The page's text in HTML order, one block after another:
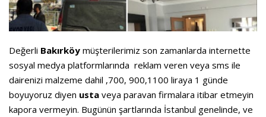
Değerli Bakırköy müşterilerimiz son zamanlarda internette
sosyal medya platformlarında reklam veren veya sms ile
dairenizi malzeme dahil ,700, 900,1100 liraya 1 günde
boyuyoruz diyen usta veya paravan firmalara itibar etmeyin
kapora vermeyin. Bugünün şartlarında İstanbul genelinde, ve